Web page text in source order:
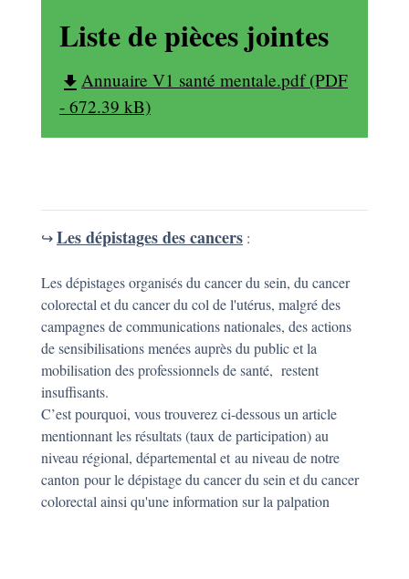
Liste de pièces jointes
file_download Annuaire V1 santé mentale.pdf (PDF
- 672.39 kB)
↪️Les dépistages des cancers :
Les dépistages organisés du cancer du sein, du cancer
colorectal et du cancer du col de l'utérus, malgré des
campagnes de communications nationales, des actions
de sensibilisations menées auprès du public et la
mobilisation des professionnels de santé, restent
insuffisants.
C’est pourquoi, vous trouverez ci-dessous un article
mentionnant les résultats (taux de participation) au
niveau régional, départemental et au niveau de notre
canton pour le dépistage du cancer du sein et du cancer
colorectal ainsi qu'une information sur la palpation